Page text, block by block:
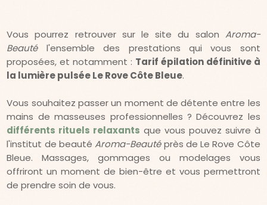
Vous pourrez retrouver sur le site du salon Aroma-
Beautél'ensemble des prestations qui vous sont
proposées, et notamment : Tarif épilation définitive à
la lumière pulsée Le Rove Côte Bleue.
Vous souhaitez passer un moment de détente entre les
mains de masseuses professionnelles ? Découvrez les
différents rituels relaxants que vous pouvez suivre à
l'institut de beautéAroma-Beautéprès de Le Rove Côte
Bleue. Massages, gommages ou modelages vous
offriront un moment de bien-être et vous permettront
de prendre soin de vous.